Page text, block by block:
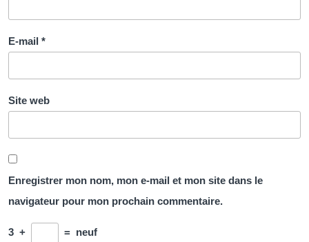
E-mail *
Site web
Enregistrer mon nom, mon e-mail et mon site dans le
navigateur pour mon prochain commentaire.
3 + = neuf